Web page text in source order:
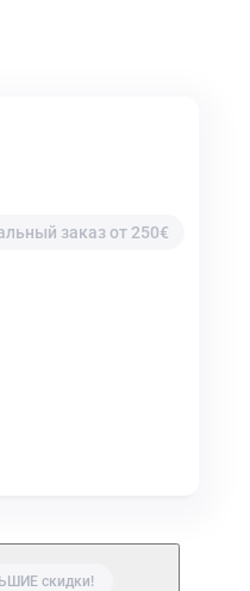
заказ от 250€
скидки!